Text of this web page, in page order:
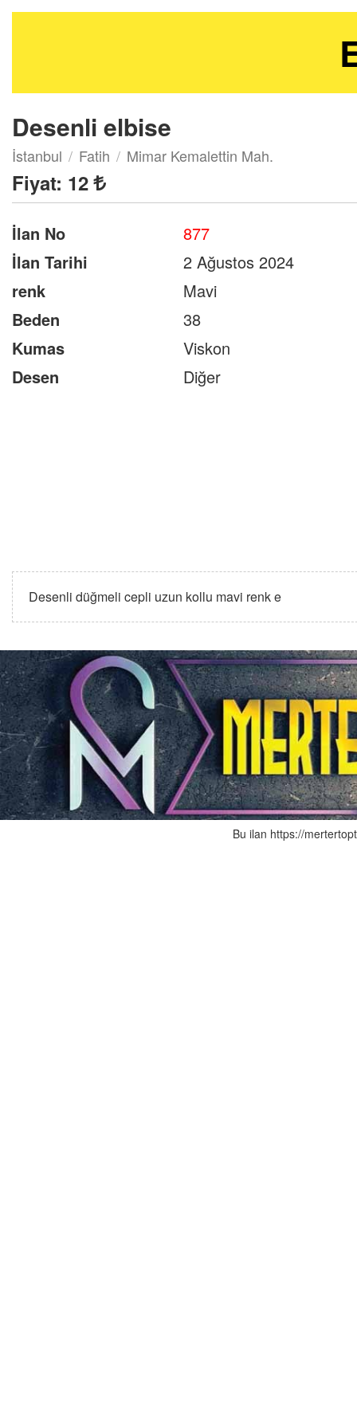
Desenli elbise
İstanbul Fatih Mimar Kemalettin Mah.
Fiyat: 12
İlan No
877
İlan Tarihi
2 Ağustos 2024
renk
Mavi
Beden
38
Kumas
Viskon
Desen
Diğer
Desenli düğmeli cepli uzun kollu mavi renk e
Bu ilan https://